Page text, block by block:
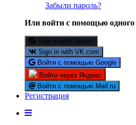
Забыли пароль?
Или войти с помощью одного
Sign in with Steam
Sign in with VK.com
Войти с помощью Google
Войти через Яндекс
Войти с помощью Mail.ru
Регистрация